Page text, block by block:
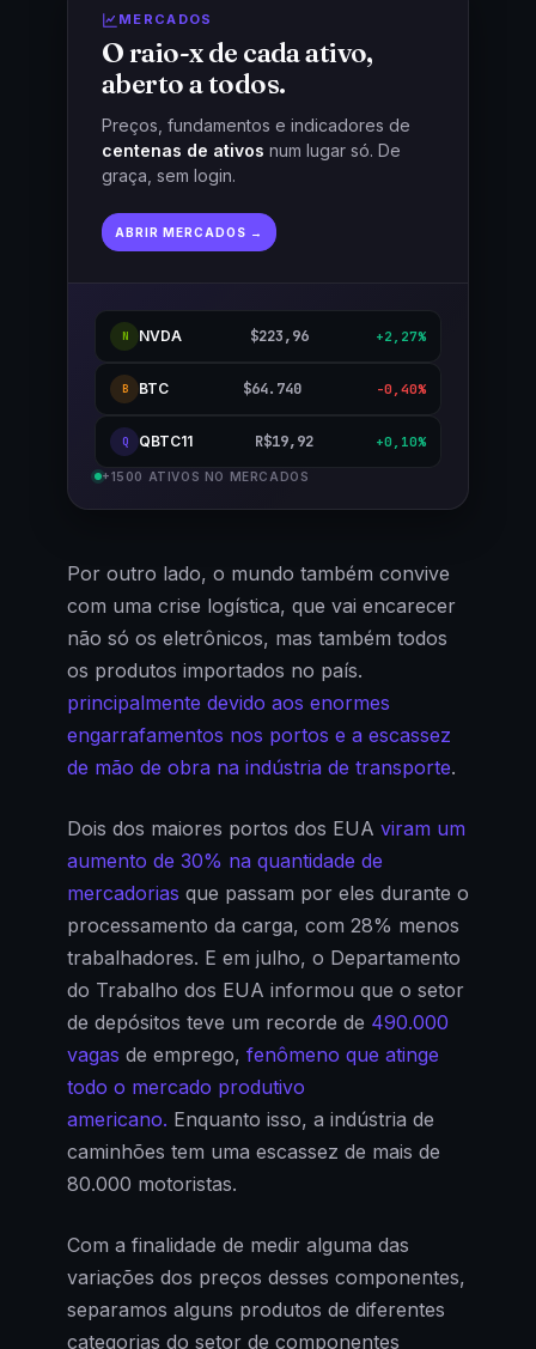
MERCADOS
O raio-x de cada ativo,
aberto a todos.
Preços, fundamentos e indicadores de
centenas de ativos num lugar só. De
graça, sem login.
ABRIR MERCADOS →
N NVDA $223,96 +2,27%
B BTC $64.740 -0,40%
Q QBTC11 R$19,92 +0,10%
+1500 ATIVOS NO MERCADOS
Por outro lado, o mundo também convive
com uma crise logística, que vai encarecer
não só os eletrônicos, mas também todos
os produtos importados no país.
principalmente devido aos enormes
engarrafamentos nos portos e a escassez
de mão de obra na indústria de transporte.
Dois dos maiores portos dos EUA viram um
aumento de 30% na quantidade de
mercadorias que passam por eles durante o
processamento da carga, com 28% menos
trabalhadores. E em julho, o Departamento
do Trabalho dos EUA informou que o setor
de depósitos teve um recorde de 490.000
vagas de emprego, fenômeno que atinge
todo o mercado produtivo
americano. Enquanto isso, a indústria de
caminhões tem uma escassez de mais de
80.000 motoristas.
Com a finalidade de medir alguma das
variações dos preços desses componentes,
separamos alguns produtos de diferentes
categorias do setor de componentes